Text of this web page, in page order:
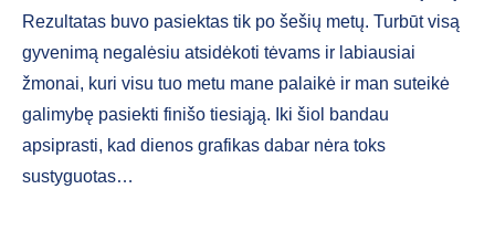
Rezultatas buvo pasiektas tik po šešių metų. Turbūt visą
gyvenimą negalėsiu atsidėkoti tėvams ir labiausiai
žmonai, kuri visu tuo metu mane palaikė ir man suteikė
galimybę pasiekti finišo tiesiąją. Iki šiol bandau
apsiprasti, kad dienos grafikas dabar nėra toks
sustyguotas…